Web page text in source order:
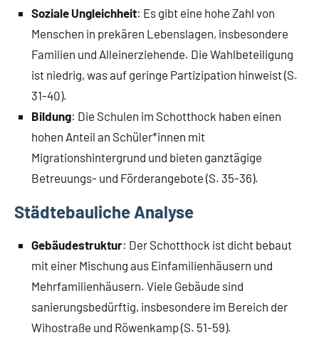
Soziale Ungleichheit: Es gibt eine hohe Zahl von
Menschen in prekären Lebenslagen, insbesondere
Familien und Alleinerziehende. Die Wahlbeteiligung
ist niedrig, was auf geringe Partizipation hinweist (S.
31-40).
Bildung: Die Schulen im Schotthock haben einen
hohen Anteil an Schüler*innen mit
Migrationshintergrund und bieten ganztägige
Betreuungs- und Förderangebote (S. 35-36).
Städtebauliche Analyse
Gebäudestruktur: Der Schotthock ist dicht bebaut
mit einer Mischung aus Einfamilienhäusern und
Mehrfamilienhäusern. Viele Gebäude sind
sanierungsbedürftig, insbesondere im Bereich der
Wihostraße und Röwenkamp (S. 51-59).